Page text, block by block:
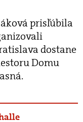
prisľúbila
dostane
Domu